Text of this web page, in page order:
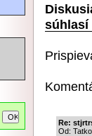
súhlasí
Re:
Od: